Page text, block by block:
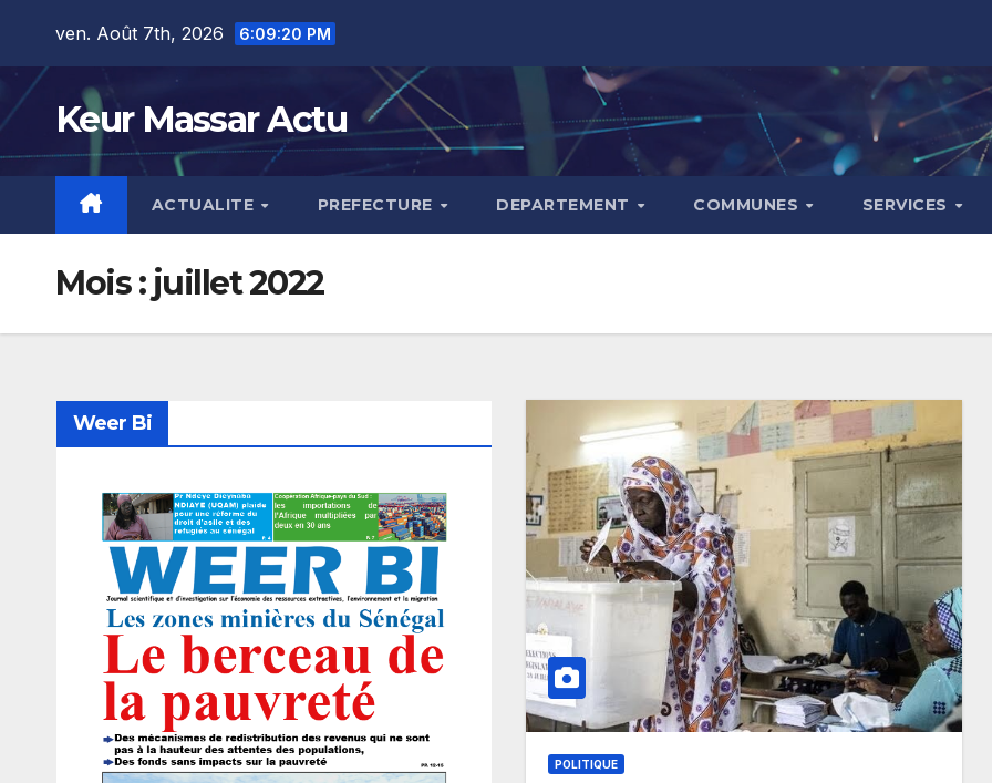
content
ven. Août 7th, 2026 6:09:21 PM
Keur Massar Actu
ACTUALITE PREFECTURE DEPARTEMENT COMMUNES SERVICES
Mois : juillet 2022
Weer Bi
POLITIQUE